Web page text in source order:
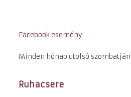
Facebook esemény
Minden hónap utolsó
Ruhacsere